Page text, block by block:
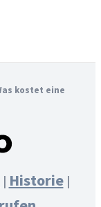
kostet eine
| Historie|